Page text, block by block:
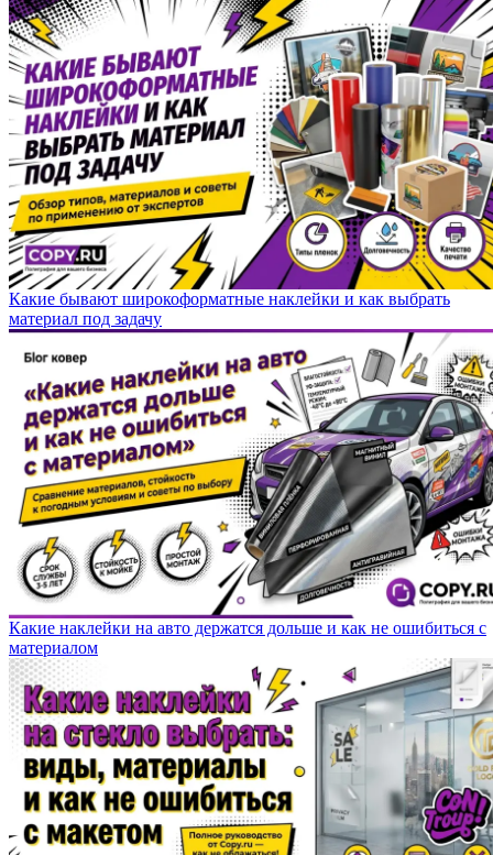
Какие бывают широкоформатные наклейки и как выбрать
материал под задачу
Какие наклейки на авто держатся дольше и как не ошибиться с
материалом